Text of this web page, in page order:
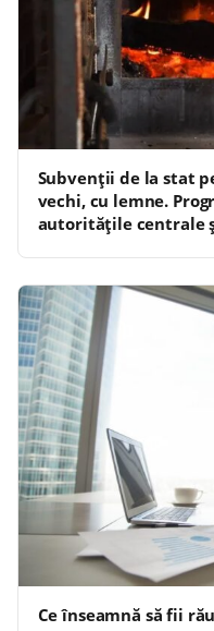
Subvenții de la stat
vechi, cu lemne.
autoritățile centrale
Ce înseamnă să fii